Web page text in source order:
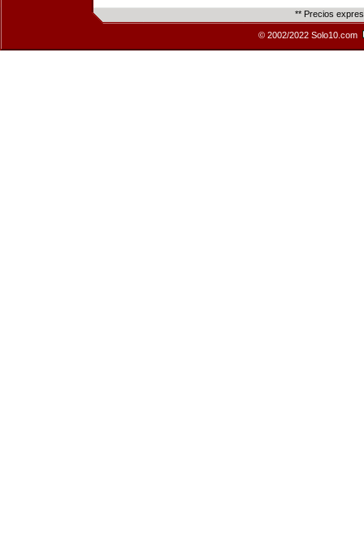
** Precios
© 2002/2022 Solo10.com